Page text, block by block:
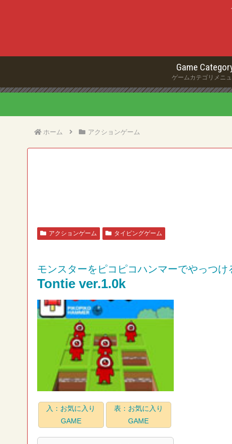
Game
ゲームカテゴリメニ
ホーム アクションゲーム
アクションゲーム タイピングゲーム
モンスターをピコピコハンマーでやっつけ
Tontie ver.1.0k
入：お気に入り
GAME
表：お気に入り
GAME